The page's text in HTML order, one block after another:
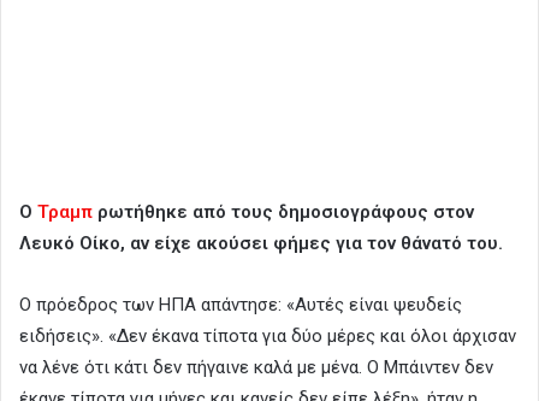
Ο Τραμπ ρωτήθηκε από τους δημοσιογράφους στον
Λευκό Οίκο, αν είχε ακούσει φήμες για τον θάνατό του.
Ο πρόεδρος των ΗΠΑ απάντησε: «Αυτές είναι ψευδείς
ειδήσεις». «Δεν έκανα τίποτα για δύο μέρες και όλοι άρχισαν
να λένε ότι κάτι δεν πήγαινε καλά με μένα. Ο Μπάιντεν δεν